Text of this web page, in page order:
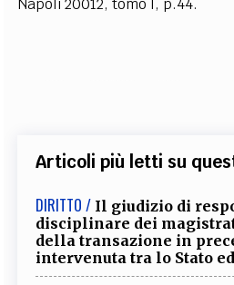
Napoli 20012, tomo I, p.44.
Articoli più letti su
DIRITTO / Il giudizio di
disciplinare dei
della transazione in
intervenuta tra lo Stato